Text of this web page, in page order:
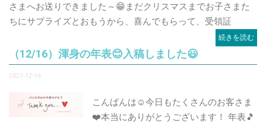
さまへお送りできました～😁まだクリスマスまでお子さまた
ちにサプライズとおもうから、喜んでもらって、受領証
続きを読む
（12/16）渾身の年表😊入稿しました😃
2021-12-16
こんばんは☺️今日もたくさんのお客さま
❤️本当にありがとうございます！ 年表🎵